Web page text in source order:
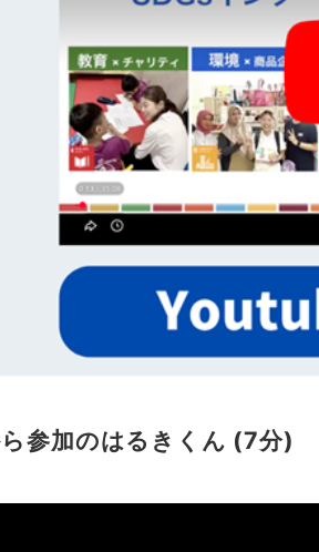
参加のはるきくん (7分)